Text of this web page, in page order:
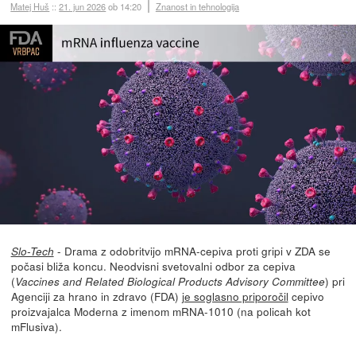
Matej Huš ::21. jun 2026ob 14:20 Znanost in tehnologija
Slo-Tech - Drama z odobritvijo mRNA-cepiva proti gripi v ZDA se
počasi bliža koncu. Neodvisni svetovalni odbor za cepiva
(Vaccines and Related Biological Products Advisory Committee) pri
Agenciji za hrano in zdravo (FDA) je soglasno priporočil cepivo
proizvajalca Moderna z imenom mRNA-1010 (na policah kot
mFlusiva).